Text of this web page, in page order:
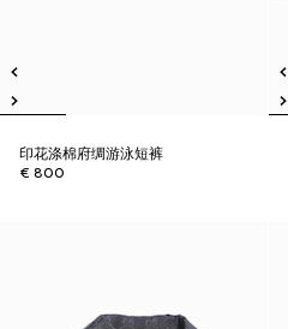
印花涤棉府绸游泳短裤
€ 800